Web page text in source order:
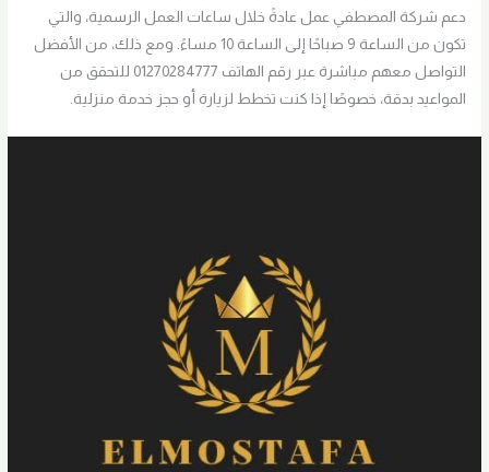
دعم شركة المصطفي عمل عادةً خلال ساعات العمل الرسمية، والتي
تكون من الساعة 9 صباحًا إلى الساعة 10 مساءً. ومع ذلك، من الأفضل
التواصل معهم مباشرة عبر رقم الهاتف 01270284777 للتحقق من
المواعيد بدقة، خصوصًا إذا كنت تخطط لزيارة أو حجز خدمة منزلية.